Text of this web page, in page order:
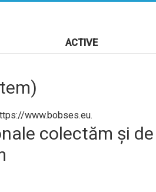
ACTIVE
www.bobses.eu.
colectăm și de